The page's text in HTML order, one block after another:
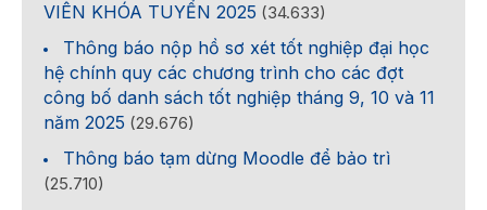
VIÊN KHÓA TUYỂN 2025 (34.633)
Thông báo nộp hồ sơ xét tốt nghiệp đại học
hệ chính quy các chương trình cho các đợt
công bố danh sách tốt nghiệp tháng 9, 10 và 11
năm 2025 (29.676)
Thông báo tạm dừng Moodle để bảo trì
(25.710)